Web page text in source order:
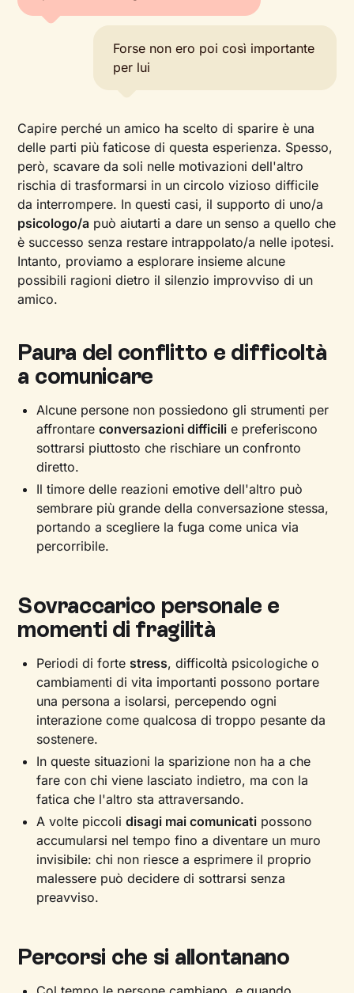
Forse non ero poi così importante
per lui
Capire perché un amico ha scelto di sparire è una
delle parti più faticose di questa esperienza. Spesso,
però, scavare da soli nelle motivazioni dell'altro
rischia di trasformarsi in un circolo vizioso difficile
da interrompere. In questi casi, il supporto di uno/a
psicologo/a può aiutarti a dare un senso a quello che
è successo senza restare intrappolato/a nelle ipotesi.
Intanto, proviamo a esplorare insieme alcune
possibili ragioni dietro il silenzio improvviso di un
amico.
Paura del conflitto e difficoltà
a comunicare
Alcune persone non possiedono gli strumenti per
affrontareconversazioni difficili e preferiscono
sottrarsi piuttosto che rischiare un confronto
diretto.
Il timore delle reazioni emotive dell'altro può
sembrare più grande della conversazione stessa,
portando a scegliere la fuga come unica via
percorribile.
Sovraccarico personale e
momenti di fragilità
Periodi di forte stress, difficoltà psicologiche o
cambiamenti di vita importanti possono portare
una persona a isolarsi, percependo ogni
interazione come qualcosa di troppo pesante da
sostenere.
In queste situazioni la sparizione non ha a che
fare con chi viene lasciato indietro, ma con la
fatica che l'altro sta attraversando.
A volte piccolidisagi mai comunicati possono
accumularsi nel tempo fino a diventare un muro
invisibile: chi non riesce a esprimere il proprio
malessere può decidere di sottrarsi senza
preavviso.
Percorsi che si allontanano